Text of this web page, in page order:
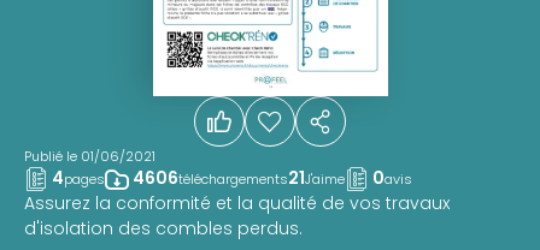
Publié le 01/06/2021
4pages 4606téléchargements21J'aime 0avis
Assurez la conformité et la qualité de vos travaux
d'isolation des combles perdus.